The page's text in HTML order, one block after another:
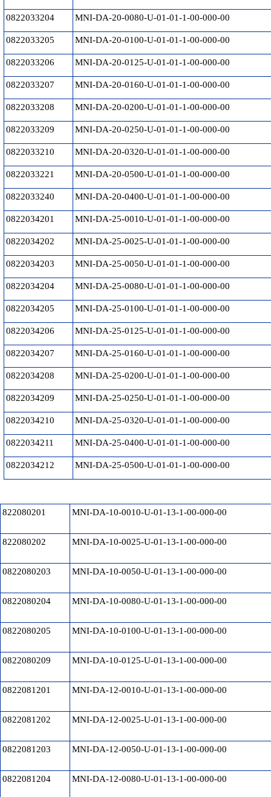
0822033204 MNI-DA-20-0080-U-01-01-1-00-000-00
0822033205 MNI-DA-20-0100-U-01-01-1-00-000-00
0822033206 MNI-DA-20-0125-U-01-01-1-00-000-00
0822033207 MNI-DA-20-0160-U-01-01-1-00-000-00
0822033208 MNI-DA-20-0200-U-01-01-1-00-000-00
0822033209 MNI-DA-20-0250-U-01-01-1-00-000-00
0822033210 MNI-DA-20-0320-U-01-01-1-00-000-00
0822033221 MNI-DA-20-0500-U-01-01-1-00-000-00
0822033240 MNI-DA-20-0400-U-01-01-1-00-000-00
0822034201 MNI-DA-25-0010-U-01-01-1-00-000-00
0822034202 MNI-DA-25-0025-U-01-01-1-00-000-00
0822034203 MNI-DA-25-0050-U-01-01-1-00-000-00
0822034204 MNI-DA-25-0080-U-01-01-1-00-000-00
0822034205 MNI-DA-25-0100-U-01-01-1-00-000-00
0822034206 MNI-DA-25-0125-U-01-01-1-00-000-00
0822034207 MNI-DA-25-0160-U-01-01-1-00-000-00
0822034208 MNI-DA-25-0200-U-01-01-1-00-000-00
0822034209 MNI-DA-25-0250-U-01-01-1-00-000-00
0822034210 MNI-DA-25-0320-U-01-01-1-00-000-00
0822034211 MNI-DA-25-0400-U-01-01-1-00-000-00
0822034212 MNI-DA-25-0500-U-01-01-1-00-000-00
822080201 MNI-DA-10-0010-U-01-13-1-00-000-00
822080202 MNI-DA-10-0025-U-01-13-1-00-000-00
0822080203 MNI-DA-10-0050-U-01-13-1-00-000-00
0822080204 MNI-DA-10-0080-U-01-13-1-00-000-00
0822080205 MNI-DA-10-0100-U-01-13-1-00-000-00
0822080209 MNI-DA-10-0125-U-01-13-1-00-000-00
0822081201 MNI-DA-12-0010-U-01-13-1-00-000-00
0822081202 MNI-DA-12-0025-U-01-13-1-00-000-00
0822081203 MNI-DA-12-0050-U-01-13-1-00-000-00
0822081204 MNI-DA-12-0080-U-01-13-1-00-000-00